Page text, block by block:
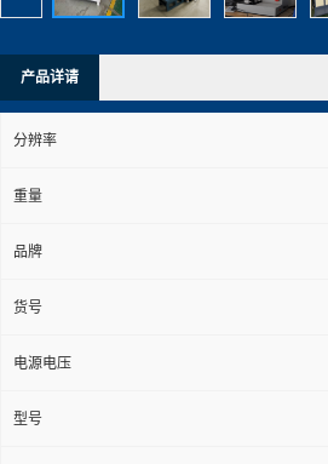
产品详请
分辨率
重量
品牌
货号
电源电压
型号